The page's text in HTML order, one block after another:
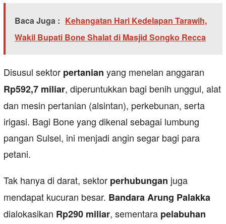
Baca Juga : Kehangatan Hari Kedelapan Tarawih,
Wakil Bupati Bone Shalat di Masjid Songko Recca
Disusul sektor pertanian yang menelan anggaran
Rp592,7 miliar, diperuntukkan bagi benih unggul, alat
dan mesin pertanian (alsintan), perkebunan, serta
irigasi. Bagi Bone yang dikenal sebagai lumbung
pangan Sulsel, ini menjadi angin segar bagi para
petani.
Tak hanya di darat, sektor perhubungan juga
mendapat kucuran besar. Bandara Arung Palakka
dialokasikan Rp290 miliar, sementara pelabuhan